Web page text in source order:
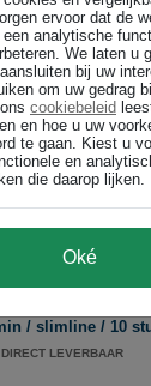
52x op een
De verpakking
doosje.
/ slimline / 10
DIRECT LEVERBAAR
ervoor dat de
een analytische
We laten u
bij uw
om uw gedrag
cookiebeleid
en hoe u uw
te gaan. Kiest u
en
die daarop lijken.
Oké